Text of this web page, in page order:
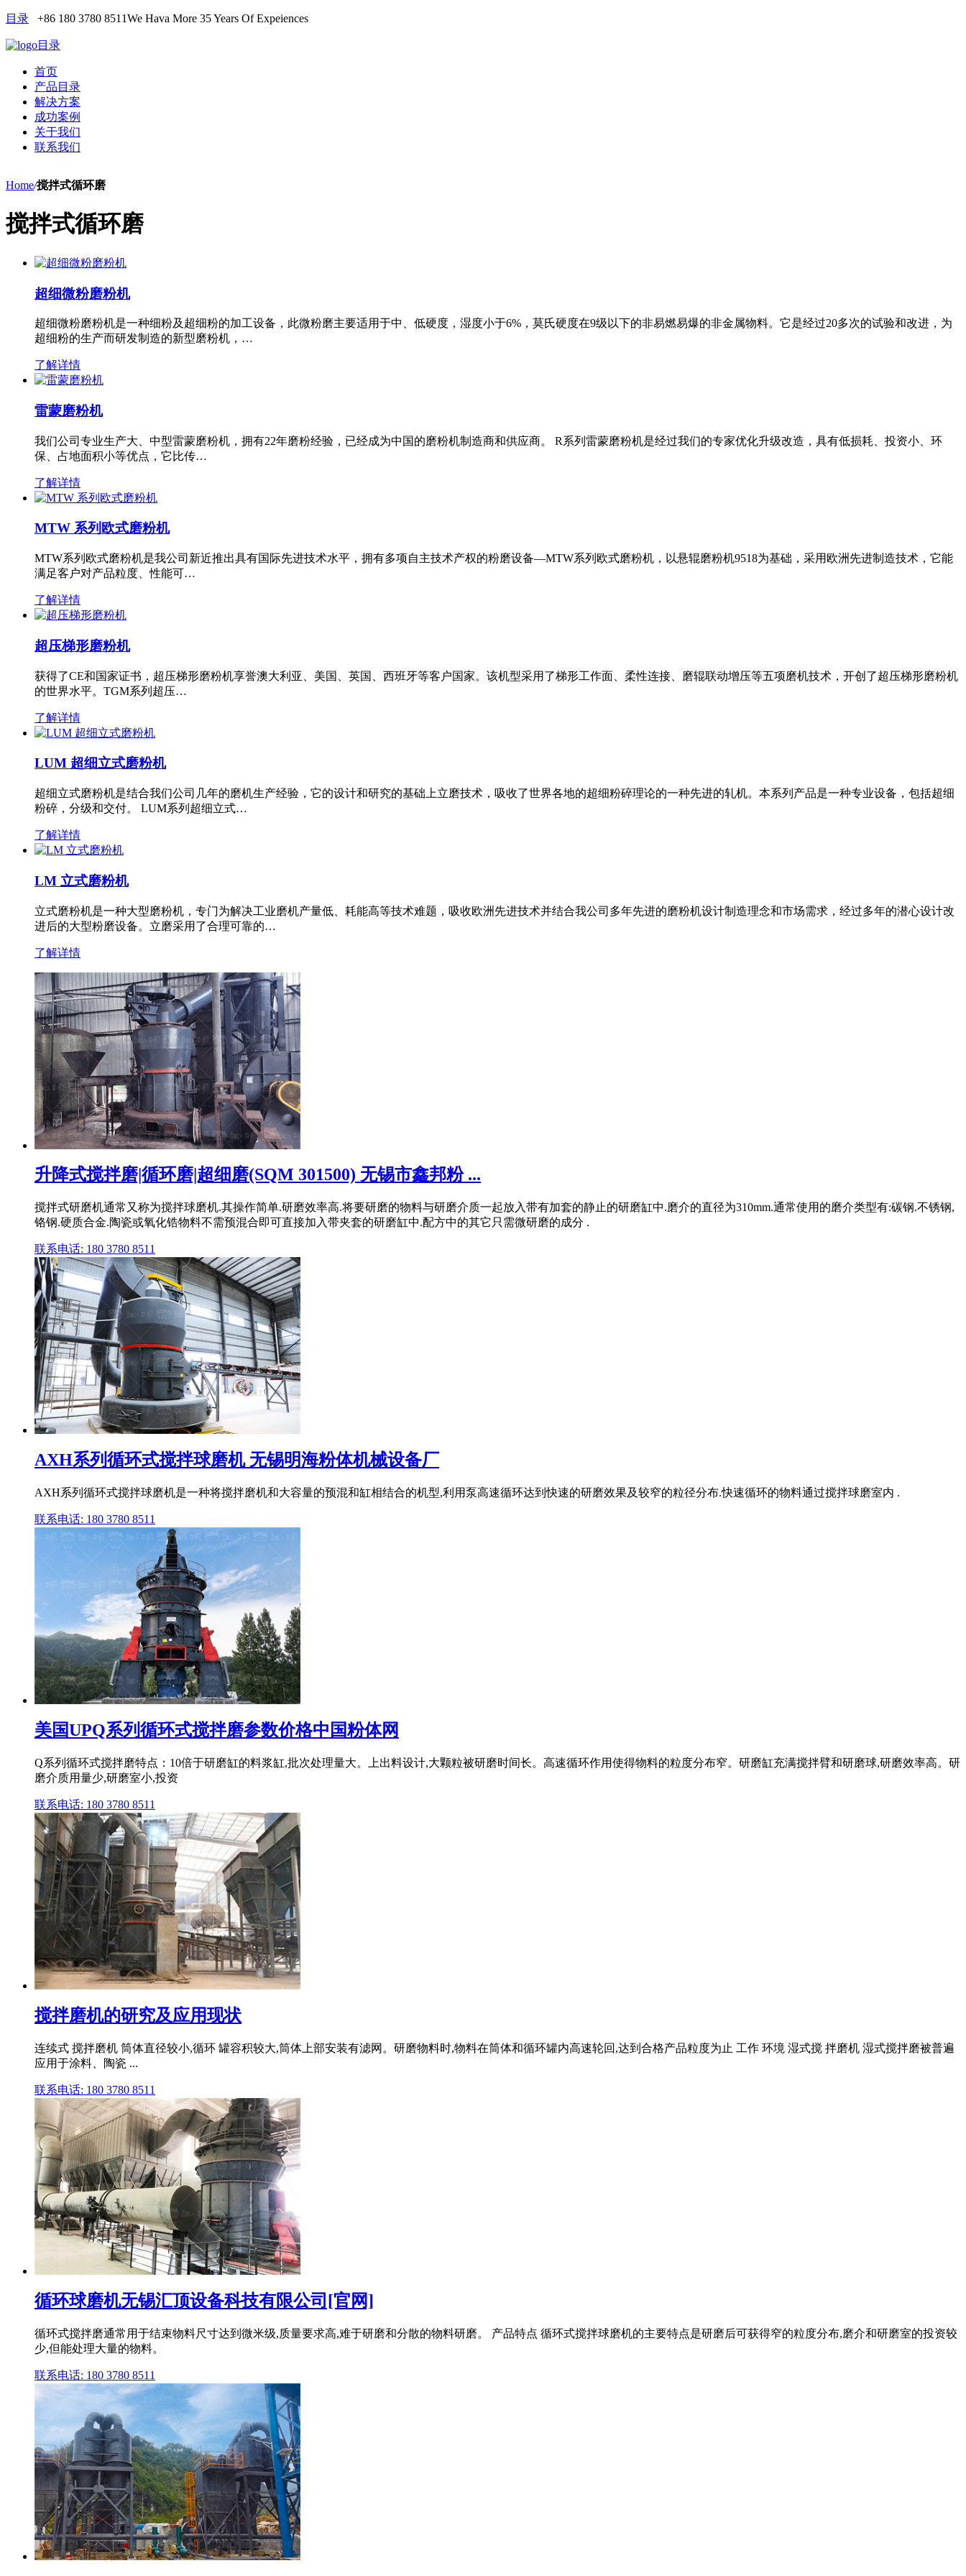
目录 +86 180 3780 8511We Hava More 35 Years Of Expeiences
目录
首页
产品目录
解决方案
成功案例
关于我们
联系我们
Home/搅拌式循环磨
搅拌式循环磨
超细微粉磨粉机
超细微粉磨粉机是一种细粉及超细粉的加工设备，此微粉磨主要适用于中、低硬度，湿度小于6%，莫氏硬度在9级以下的非易燃易爆的非金属物料。它是经过20多次的试验和改进，为
超细粉的生产而研发制造的新型磨粉机，…
了解详情
雷蒙磨粉机
我们公司专业生产大、中型雷蒙磨粉机，拥有22年磨粉经验，已经成为中国的磨粉机制造商和供应商。 R系列雷蒙磨粉机是经过我们的专家优化升级改造，具有低损耗、投资小、环
保、占地面积小等优点，它比传…
了解详情
MTW 系列欧式磨粉机
MTW系列欧式磨粉机是我公司新近推出具有国际先进技术水平，拥有多项自主技术产权的粉磨设备—MTW系列欧式磨粉机，以悬辊磨粉机9518为基础，采用欧洲先进制造技术，它能
满足客户对产品粒度、性能可…
了解详情
超压梯形磨粉机
获得了CE和国家证书，超压梯形磨粉机享誉澳大利亚、美国、英国、西班牙等客户国家。该机型采用了梯形工作面、柔性连接、磨辊联动增压等五项磨机技术，开创了超压梯形磨粉机
的世界水平。TGM系列超压…
了解详情
LUM 超细立式磨粉机
超细立式磨粉机是结合我们公司几年的磨机生产经验，它的设计和研究的基础上立磨技术，吸收了世界各地的超细粉碎理论的一种先进的轧机。本系列产品是一种专业设备，包括超细
粉碎，分级和交付。 LUM系列超细立式…
了解详情
LM 立式磨粉机
立式磨粉机是一种大型磨粉机，专门为解决工业磨机产量低、耗能高等技术难题，吸收欧洲先进技术并结合我公司多年先进的磨粉机设计制造理念和市场需求，经过多年的潜心设计改
进后的大型粉磨设备。立磨采用了合理可靠的…
了解详情
升降式搅拌磨|循环磨|超细磨(SQM 301500) 无锡市鑫邦粉 ...
搅拌式研磨机通常又称为搅拌球磨机.其操作简单.研磨效率高.将要研磨的物料与研磨介质一起放入带有加套的静止的研磨缸中.磨介的直径为310mm.通常使用的磨介类型有:碳钢.不锈钢,
铬钢.硬质合金.陶瓷或氧化锆物料不需预混合即可直接加入带夹套的研磨缸中.配方中的其它只需微研磨的成分 .
联系电话: 180 3780 8511
AXH系列循环式搅拌球磨机 无锡明海粉体机械设备厂
AXH系列循环式搅拌球磨机是一种将搅拌磨机和大容量的预混和缸相结合的机型,利用泵高速循环达到快速的研磨效果及较窄的粒径分布.快速循环的物料通过搅拌球磨室内 .
联系电话: 180 3780 8511
美国UPQ系列循环式搅拌磨参数价格中国粉体网
Q系列循环式搅拌磨特点：10倍于研磨缸的料浆缸,批次处理量大。上出料设计,大颗粒被研磨时间长。高速循环作用使得物料的粒度分布窄。研磨缸充满搅拌臂和研磨球,研磨效率高。研
磨介质用量少,研磨室小,投资
联系电话: 180 3780 8511
搅拌磨机的研究及应用现状
连续式 搅拌磨机 筒体直径较小,循环 罐容积较大,筒体上部安装有滤网。研磨物料时,物料在筒体和循环罐内高速轮回,达到合格产品粒度为止 工作 环境 湿式搅 拌磨机 湿式搅拌磨被普遍
应用于涂料、陶瓷 ...
联系电话: 180 3780 8511
循环球磨机无锡汇顶设备科技有限公司[官网]
循环式搅拌磨通常用于结束物料尺寸达到微米级,质量要求高,难于研磨和分散的物料研磨。 产品特点 循环式搅拌球磨机的主要特点是研磨后可获得窄的粒度分布,磨介和研磨室的投资较
少,但能处理大量的物料。
联系电话: 180 3780 8511